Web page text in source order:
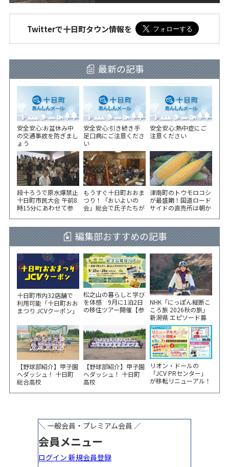
Twitterで十日町タウン情報を
最新の記事
安全安心:お盆休み中
の交通事故を防ぎまし
ょう
安全安心:引き続き手
足口病にご注意くださ
い
安全安心:熱中症にご
注意ください
段十ろうで原水爆禁止
十日町市民大会 午前8
時15分にあわせて参
もうすぐ十日町おおま
つり！「おいよいの
会」総会で氏子たちが
津南町のトウモロコシ
が最盛期！国道ロード
サイドの直売所は朝か
編集部おすすめの記事
十日町市内32店舗で
利用可能「十日町おお
まつり JCVクーポン」
い！
松之山の暮らしと学び
を体感 9月に1泊2日
の移住ツアー開催【参
NHK「にっぽん縦断こ
ころ旅 2026秋の旅」
新潟県 エピソード募
集中！
【野球部紹介】甲子園
へダッシュ！ 十日町
総合高校
【野球部紹介】甲子園
へダッシュ！ 十日町
高校
リオン・ドールの
「JCV PRセンター」
が移転リニューアル！
ベント開催